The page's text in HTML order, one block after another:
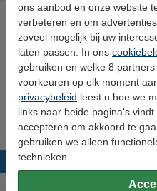
ons aanbod en onze website
verbeteren en om advertenties
zoveel mogelijk bij uw
laten passen. In ons
gebruiken en welke 8
voorkeuren op elk moment
privacybeleid leest u hoe we
links naar beide pagina's
accepteren om akkoord te
gebruiken we alleen
technieken.
Canon CLI-531Y
Bekijk de
Direct
Morgen in
€ 7,50